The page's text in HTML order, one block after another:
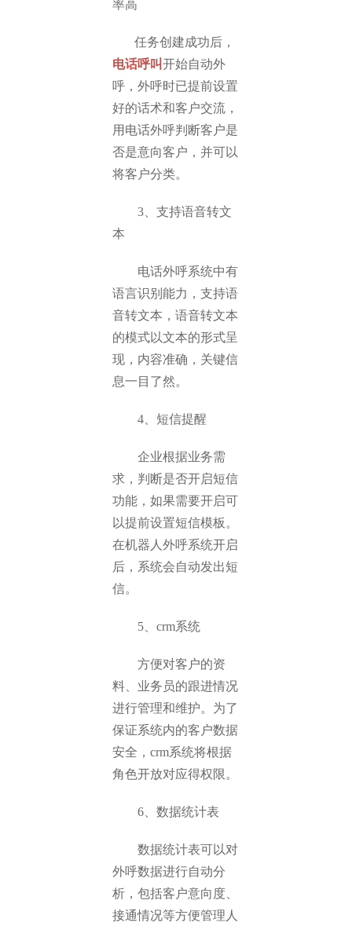
率高
任务创建成功后，
电话呼叫开始自动外
呼，外呼时已提前设置
好的话术和客户交流，
用电话外呼判断客户是
否是意向客户，并可以
将客户分类。
3、支持语音转文
本
电话外呼系统中有
语言识别能力，支持语
音转文本，语音转文本
的模式以文本的形式呈
现，内容准确，关键信
息一目了然。
4、短信提醒
企业根据业务需
求，判断是否开启短信
功能，如果需要开启可
以提前设置短信模板。
在机器人外呼系统开启
后，系统会自动发出短
信。
5、crm系统
方便对客户的资
料、业务员的跟进情况
进行管理和维护。为了
保证系统内的客户数据
安全，crm系统将根据
角色开放对应得权限。
6、数据统计表
数据统计表可以对
外呼数据进行自动分
析，包括客户意向度、
接通情况等方便管理人